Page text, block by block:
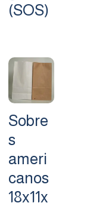
(SOS)
Sobre
s
ameri
canos
18x11x